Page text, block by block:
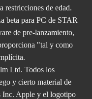
restricciones de edad.
beta para PC de STAR
de pre-lanzamiento,
"tal y como
Ltd. Todos los
y cierto material de
Apple y el logotipo